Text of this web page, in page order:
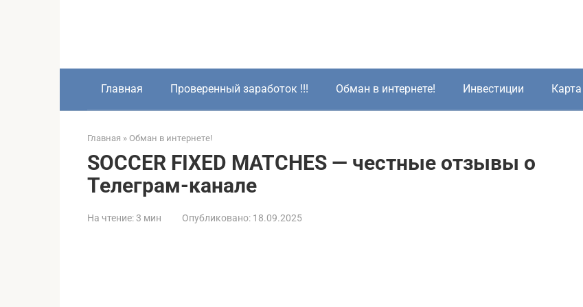
Главная Проверенный заработок !!! Обман в интернете! Инвестиции
Главная » Обман в интернете!
SOCCER FIXED MATCHES — честные отзывы о
Телеграм-канале
На чтение:3 мин Опубликовано: 18.09.2025